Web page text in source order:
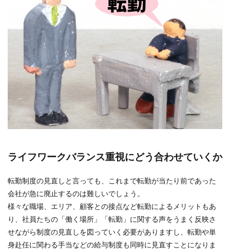
ライフワークバランス重視にどう合わせていくか
転勤制度の見直しと言っても、これまで転勤が当たり前であった
会社が急に廃止するのは難しいでしょう。
様々な職場、エリア、顧客との接点など転勤によるメリットもあ
り、社員たちの「働く場所」「転勤」に関する声をうまく反映さ
せながら制度の見直しを図っていく必要がありますし、転勤や単
身赴任に関わる手当などの給与制度も同時に見直すことになりま